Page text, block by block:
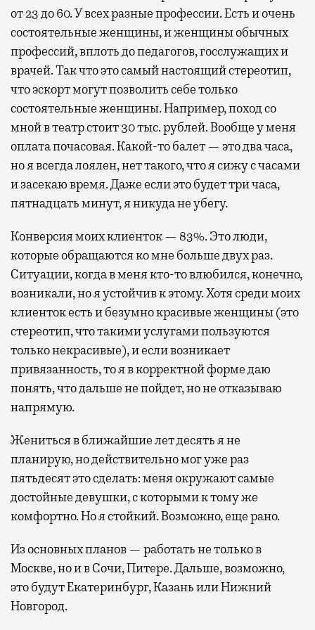
от 23 до 60. У всех разные профессии. Есть и очень
состоятельные женщины, и женщины обычных
профессий, вплоть до педагогов, госслужащих и
врачей. Так что это самый настоящий стереотип,
что эскорт могут позволить себе только
состоятельные женщины. Например, поход со
мной в театр стоит 30 тыс. рублей. Вообще у меня
оплата почасовая. Какой-то балет — это два часа,
но я всегда лоялен, нет такого, что я сижу с часами
и засекаю время. Даже если это будет три часа,
пятнадцать минут, я никуда не убегу.
Конверсия моих клиенток — 83%. Это люди,
которые обращаются ко мне больше двух раз.
Ситуации, когда в меня кто-то влюбился, конечно,
возникали, но я устойчив к этому. Хотя среди моих
клиенток есть и безумно красивые женщины (это
стереотип, что такими услугами пользуются
только некрасивые), и если возникает
привязанность, то я в корректной форме даю
понять, что дальше не пойдет, но не отказываю
напрямую.
Жениться в ближайшие лет десять я не
планирую, но действительно мог уже раз
пятьдесят это сделать: меня окружают самые
достойные девушки, с которыми к тому же
комфортно. Но я стойкий. Возможно, еще рано.
Из основных планов — работать не только в
Москве, но и в Сочи, Питере. Дальше, возможно,
это будут Екатеринбург, Казань или Нижний
Новгород.